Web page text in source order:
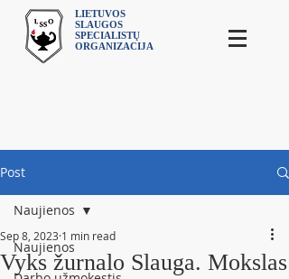
LIETUVOS
SLAUGOS
SPECIALISTŲ
ORGANIZACIJA
Post
Naujienos
Naujienos
Vyks žurnalo Slauga. Mokslas
Sep 8, 2023 1 min read